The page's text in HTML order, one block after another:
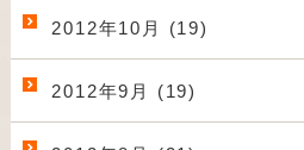
2012年10月 (19)
2012年9月 (19)